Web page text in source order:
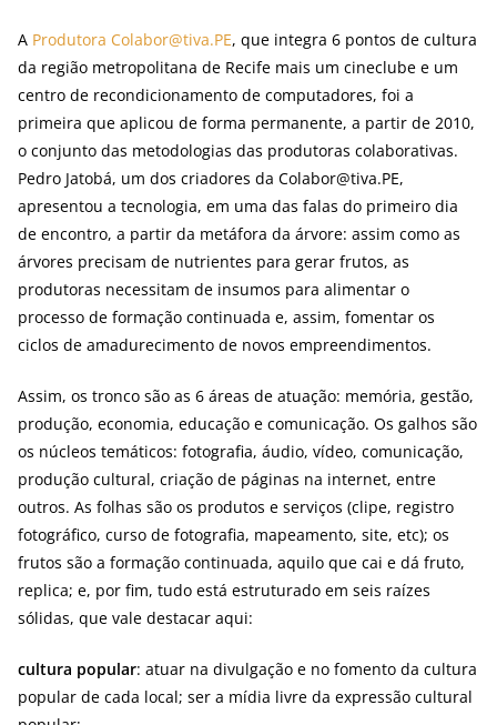
A Produtora Colabor@tiva.PE, que integra 6 pontos de cultura
da região metropolitana de Recife mais um cineclube e um
centro de recondicionamento de computadores, foi a
primeira que aplicou de forma permanente, a partir de 2010,
o conjunto das metodologias das produtoras colaborativas.
Pedro Jatobá, um dos criadores da Colabor@tiva.PE,
apresentou a tecnologia, em uma das falas do primeiro dia
de encontro, a partir da metáfora da árvore: assim como as
árvores precisam de nutrientes para gerar frutos, as
produtoras necessitam de insumos para alimentar o
processo de formação continuada e, assim, fomentar os
ciclos de amadurecimento de novos empreendimentos.
Assim, os tronco são as 6 áreas de atuação: memória, gestão,
produção, economia, educação e comunicação. Os galhos são
os núcleos temáticos: fotografia, áudio, vídeo, comunicação,
produção cultural, criação de páginas na internet, entre
outros. As folhas são os produtos e serviços (clipe, registro
fotográfico, curso de fotografia, mapeamento, site, etc); os
frutos são a formação continuada, aquilo que cai e dá fruto,
replica; e, por fim, tudo está estruturado em seis raízes
sólidas, que vale destacar aqui:
cultura popular: atuar na divulgação e no fomento da cultura
popular de cada local; ser a mídia livre da expressão cultural